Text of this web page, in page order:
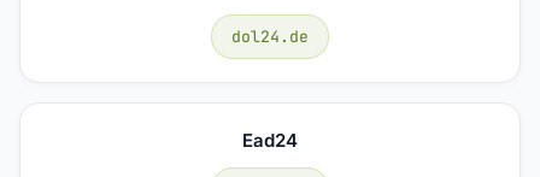
dol24.de
Ead24